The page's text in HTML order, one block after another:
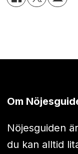
Om
Nöjesguiden
du kan alltid